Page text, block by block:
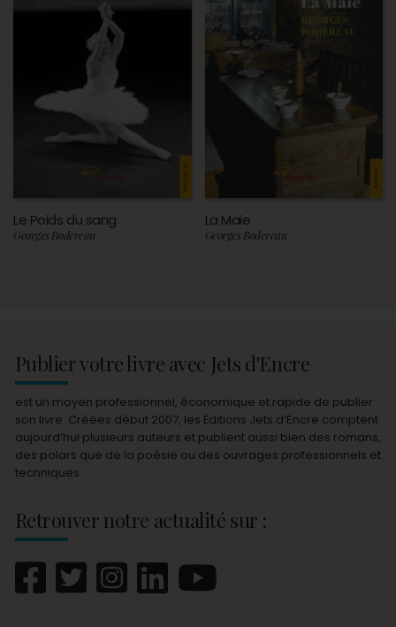
Le Poids du sang
Georges Bodereau
La Maie
Georges Bodereau
Publier votre livre avec Jets d'Encre
est un moyen professionnel, économique et rapide de publier
son livre. Créées début 2007, les Éditions Jets d’Encre comptent
aujourd’hui plusieurs auteurs et publient aussi bien des romans,
des polars que de la poésie ou des ouvrages professionnels et
techniques.
Retrouver notre actualité sur :